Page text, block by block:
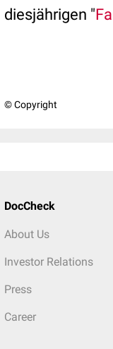
diesjährigen "
© Copyright
DocCheck
About Us
Investor Relations
Press
Career